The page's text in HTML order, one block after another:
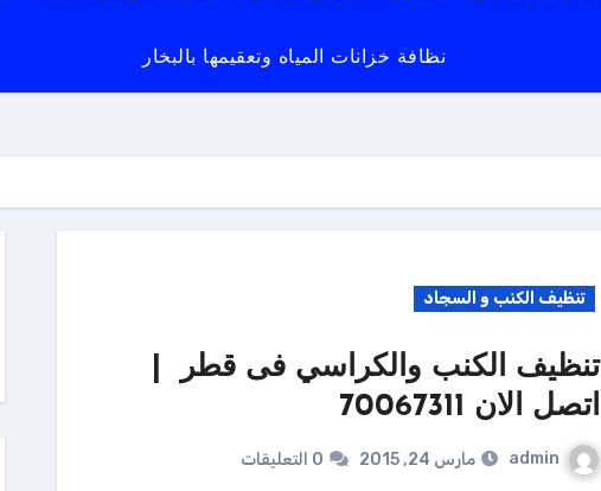
نظافة خزانات المياه وتعقيمها بالبخار
تنظيف الكنب و السجاد
تنظيف الكنب والكراسي فى قطر |
اتصل الان 70067311
admin مارس 24, 2015 0 التعليقات